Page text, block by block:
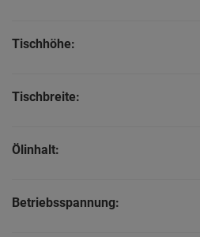
Tischhöhe:
Tischbreite:
Ölinhalt:
Betriebsspannung: